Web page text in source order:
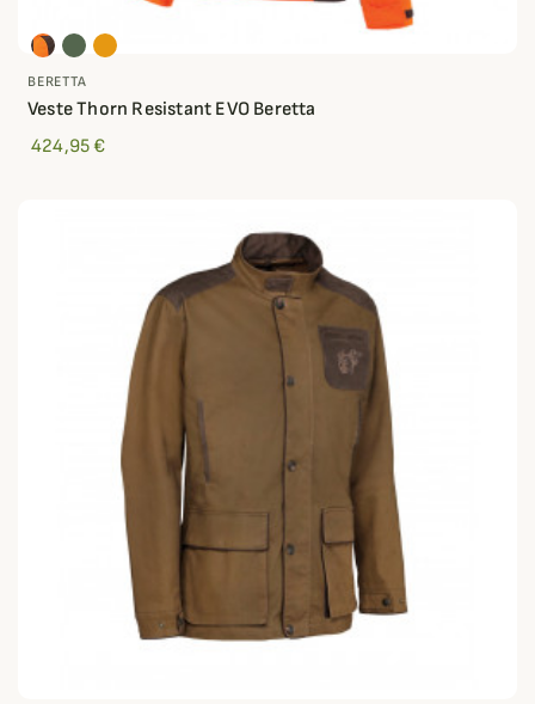
BERETTA
Veste Thorn Resistant EVO Beretta
424,95 €